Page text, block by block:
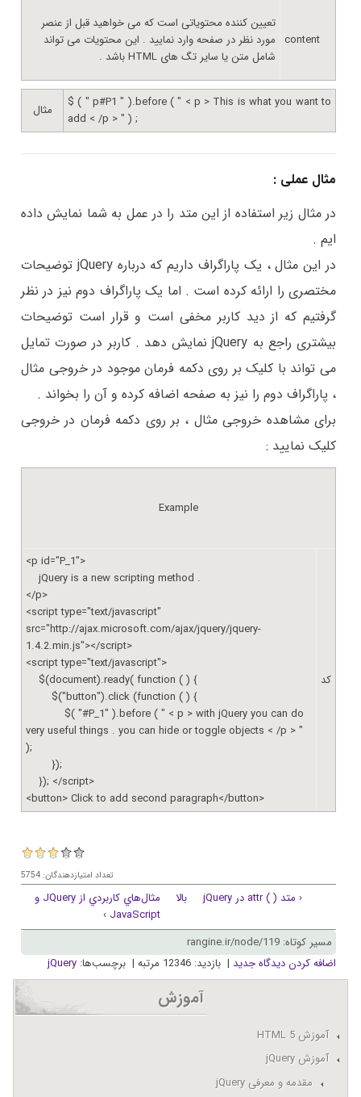
تعیین کننده محتویاتی است که می خواهید قبل از عنصر
مورد نظر در صفحه وارد نمایید . این محتویات می تواند
شامل متن یا سایر تگ های HTML باشد .
content
مثال
$ ( " p#P1 " ).before ( " < p > This is what you want to
add < /p > " ) ;
مثال عملی :
در مثال زیر استفاده از این متد را در عمل به شما نمایش داده
ایم .
در این مثال ، یک پاراگراف داریم که درباره jQuery توضیحات
مختصری را ارائه کرده است . اما یک پاراگراف دوم نیز در نظر
گرفتیم که از دید کاربر مخفی است و قرار است توضیحات
بیشتری راجع به jQuery نمایش دهد . کاربر در صورت تمایل
می تواند با کلیک بر روی دکمه فرمان موجود در خروجی مثال
، پاراگراف دوم را نیز به صفحه اضافه کرده و آن را بخواند .
برای مشاهده خروجی مثال ، بر روی دکمه فرمان در خروجی
کلیک نمایید :
Example
<p id="P_1">
jQuery is a new scripting method .
</p>
<script type="text/javascript"
src="http://ajax.microsoft.com/ajax/jquery/jquery-
1.4.2.min.js"></script>
<script type="text/javascript">
$(document).ready( function ( ) {
$("button").click (function ( ) {
$( "#P_1" ).before ( " < p > with jQuery you can do
very useful things . you can hide or toggle objects < /p > "
);
});
}); </script>
<button> Click to add second paragraph</button>
کد
تعداد امتیازدهندگان: 5754
‹ متد ( ) attr در jQuery بالا
مثال‌هاي کاربردي از JQuery و
JavaScript ›
مسیر کوتاه: rangine.ir/node/119
اضافه کردن دیدگاه جدید | بازدید: 12346 مرتبه | برچسب‌ها: jQuery
آموزش
آموزش HTML 5
آموزش jQuery
مقدمه و معرفی jQuery